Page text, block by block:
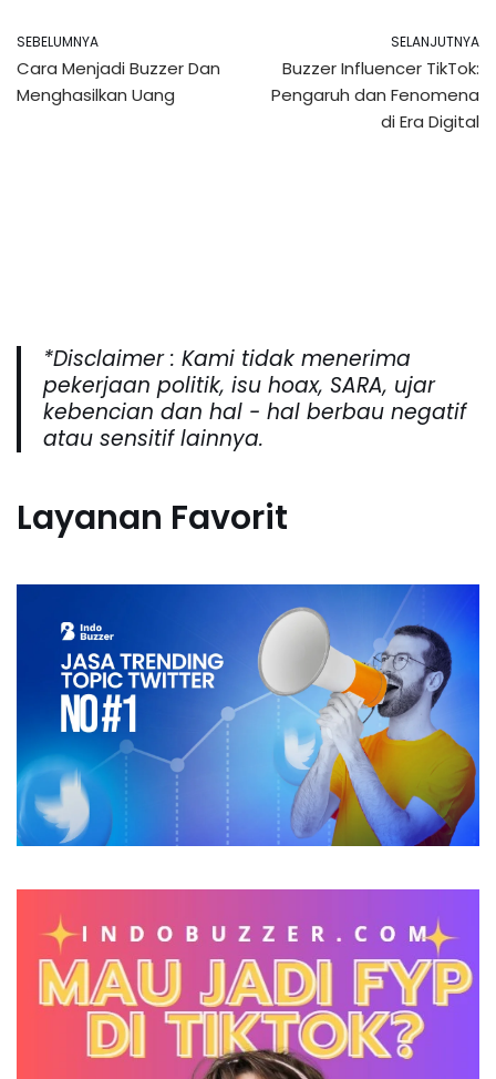
SEBELUMNYA
Cara Menjadi Buzzer Dan
Menghasilkan Uang
SELANJUTNYA
Buzzer Influencer TikTok:
Pengaruh dan Fenomena
di Era Digital
*Disclaimer : Kami tidak menerima
pekerjaan politik, isu hoax, SARA, ujar
kebencian dan hal - hal berbau negatif
atau sensitif lainnya.
Layanan Favorit